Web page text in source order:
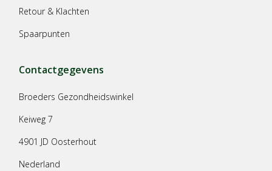
Retour & Klachten
Spaarpunten
Contactgegevens
Broeders Gezondheidswinkel
Keiweg 7
4901 JD Oosterhout
Nederland